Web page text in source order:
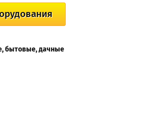
бытовые, дачные